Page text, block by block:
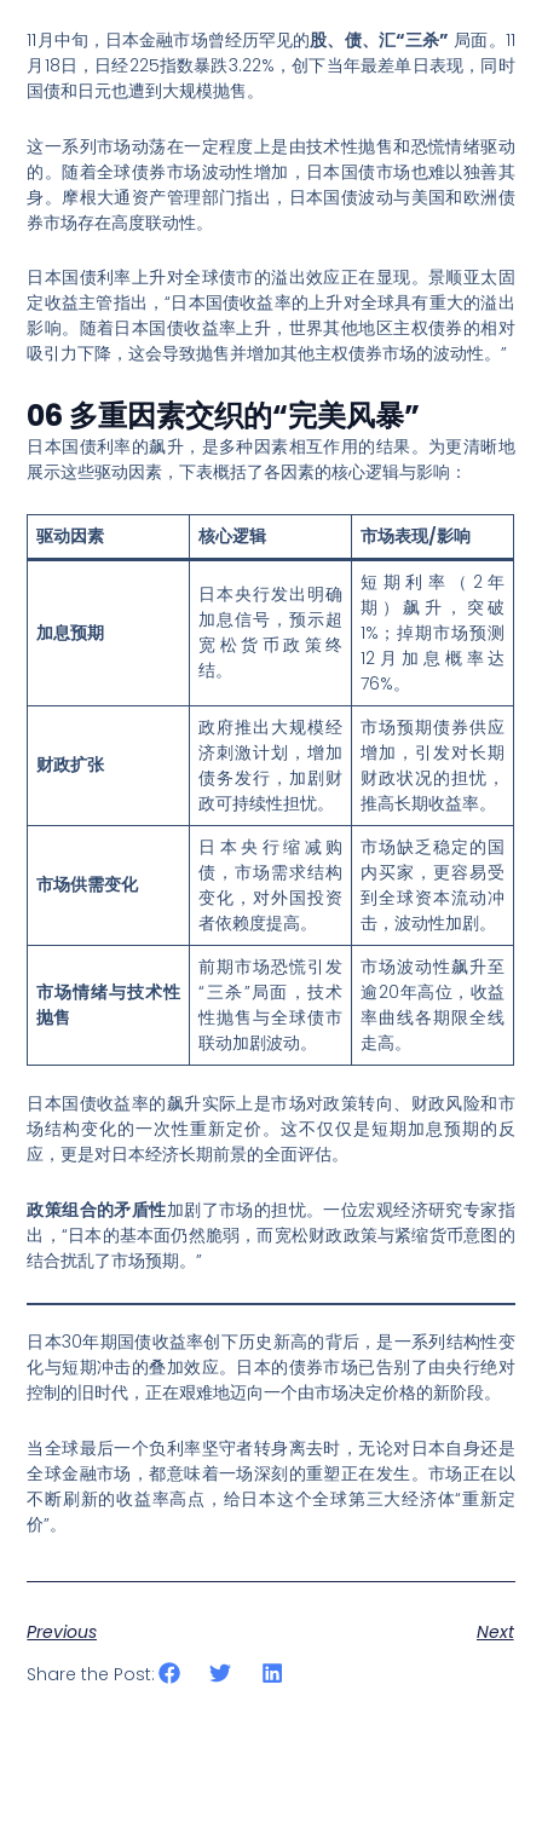
11月中旬，日本金融市场曾经历罕见的股、债、汇“三杀” 局面。11
月18日，日经225指数暴跌3.22%，创下当年最差单日表现，同时
国债和日元也遭到大规模抛售。
这一系列市场动荡在一定程度上是由技术性抛售和恐慌情绪驱动
的。随着全球债券市场波动性增加，日本国债市场也难以独善其
身。摩根大通资产管理部门指出，日本国债波动与美国和欧洲债
券市场存在高度联动性。
日本国债利率上升对全球债市的溢出效应正在显现。景顺亚太固
定收益主管指出，“日本国债收益率的上升对全球具有重大的溢出
影响。随着日本国债收益率上升，世界其他地区主权债券的相对
吸引力下降，这会导致抛售并增加其他主权债券市场的波动性。”
06 多重因素交织的“完美风暴”
日本国债利率的飙升，是多种因素相互作用的结果。为更清晰地
展示这些驱动因素，下表概括了各因素的核心逻辑与影响：
驱动因素 核心逻辑 市场表现/影响
加息预期
日本央行发出明确
加息信号，预示超
宽松货币政策终
结。
短期利率（2年
期）飙升，突破
1%；掉期市场预测
12月加息概率达
76%。
财政扩张
政府推出大规模经
济刺激计划，增加
债务发行，加剧财
政可持续性担忧。
市场预期债券供应
增加，引发对长期
财政状况的担忧，
推高长期收益率。
市场供需变化
日本央行缩减购
债，市场需求结构
变化，对外国投资
者依赖度提高。
市场缺乏稳定的国
内买家，更容易受
到全球资本流动冲
击，波动性加剧。
市场情绪与技术性
抛售
前期市场恐慌引发
“三杀”局面，技术
性抛售与全球债市
联动加剧波动。
市场波动性飙升至
逾20年高位，收益
率曲线各期限全线
走高。
日本国债收益率的飙升实际上是市场对政策转向、财政风险和市
场结构变化的一次性重新定价。这不仅仅是短期加息预期的反
应，更是对日本经济长期前景的全面评估。
政策组合的矛盾性加剧了市场的担忧。一位宏观经济研究专家指
出，“日本的基本面仍然脆弱，而宽松财政政策与紧缩货币意图的
结合扰乱了市场预期。”
日本30年期国债收益率创下历史新高的背后，是一系列结构性变
化与短期冲击的叠加效应。日本的债券市场已告别了由央行绝对
控制的旧时代，正在艰难地迈向一个由市场决定价格的新阶段。
当全球最后一个负利率坚守者转身离去时，无论对日本自身还是
全球金融市场，都意味着一场深刻的重塑正在发生。市场正在以
不断刷新的收益率高点，给日本这个全球第三大经济体“重新定
价”。
Previous
Next
Share the Post: